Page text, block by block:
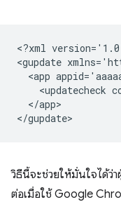
<?xml
<gupdate
<app
<updatecheck
</app>
วิธีนี้จะช่วยให้มั่นใจได้ว่
ต่อเมื่อใช้ Google